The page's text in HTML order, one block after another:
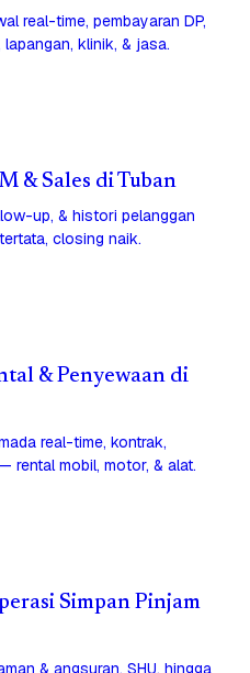
real-time, pembayaran DP,
klinik, & jasa.
& Sales di Tuban
up, & histori pelanggan
closing naik.
& Penyewaan di
real-time, kontrak,
rental mobil, motor, & alat.
Simpan Pinjam
& angsuran, SHU, hingga